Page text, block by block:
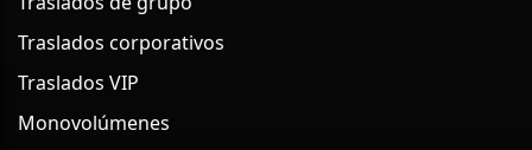
Traslados corporativos
Traslados VIP
Monovolúmenes